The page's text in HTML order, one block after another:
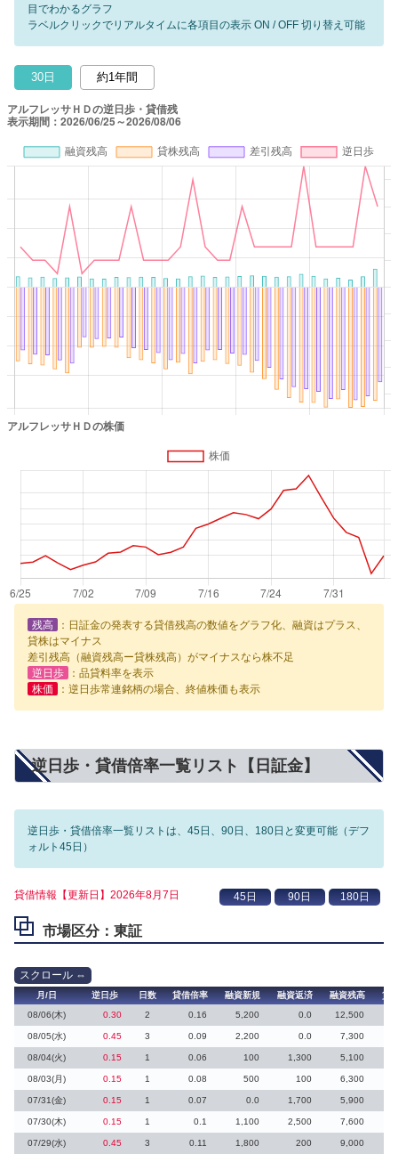
目でわかるグラフ
ラベルクリックでリアルタイムに各項目の表示 ON / OFF 切り替え可能
30日 約1年間
残高
：日証金の発表する貸借残高の数値をグラフ化、融資はプラス、
貸株はマイナス
差引残高（融資残高ー貸株残高）がマイナスなら株不足
逆日歩
：品貸料率を表示
株価
：逆日歩常連銘柄の場合、終値株価も表示
逆日歩・貸借倍率一覧リスト【日証金】
逆日歩・貸借倍率一覧リストは、45日、90日、180日と変更可能（デフ
ォルト45日）
貸借情報【更新日】2026年8月7日
市場区分：東証
月/日 逆日歩 日数 貸借倍率 融資新規 融資返済 融資残高
貸
08/06(木)
0.30 2 0.16 5,200 0.0 12,500
08/05(水) 0.45 3 0.09 2,200 0.0 7,300
08/04(火) 0.15 1 0.06 100 1,300 5,100
08/03(月) 0.15 1 0.08 500 100 6,300
07/31(金) 0.15 1 0.07 0.0 1,700 5,900
07/30(木) 0.15 1 0.1 1,100 2,500 7,600
07/29(水) 0.45 3 0.11 1,800 200 9,000